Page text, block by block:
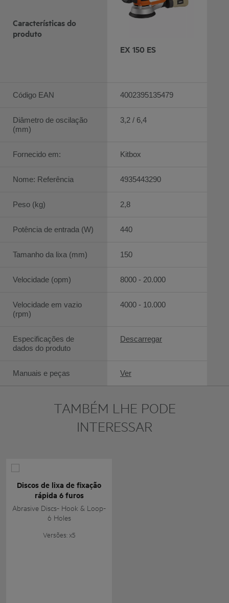
Características do
produto
Código EAN
Diâmetro de oscilação
(mm)
Fornecido em:
Nome: Referência
Peso (kg)
Potência de entrada (W)
Tamanho da lixa (mm)
Velocidade (opm)
Velocidade em vazio
(rpm)
Especificações de
dados do produto
Manuais e peças
EX 150 ES
4002395135479
3,2 / 6,4
Kitbox
4935443290
2,8
440
150
8000 - 20.000
4000 - 10.000
Descarregar
Ver
TAMBÉM LHE PODE
INTERESSAR
Discos de lixa de fixação
rápida 6 furos
Abrasive Discs- Hook & Loop-
6 Holes
Versões: x5